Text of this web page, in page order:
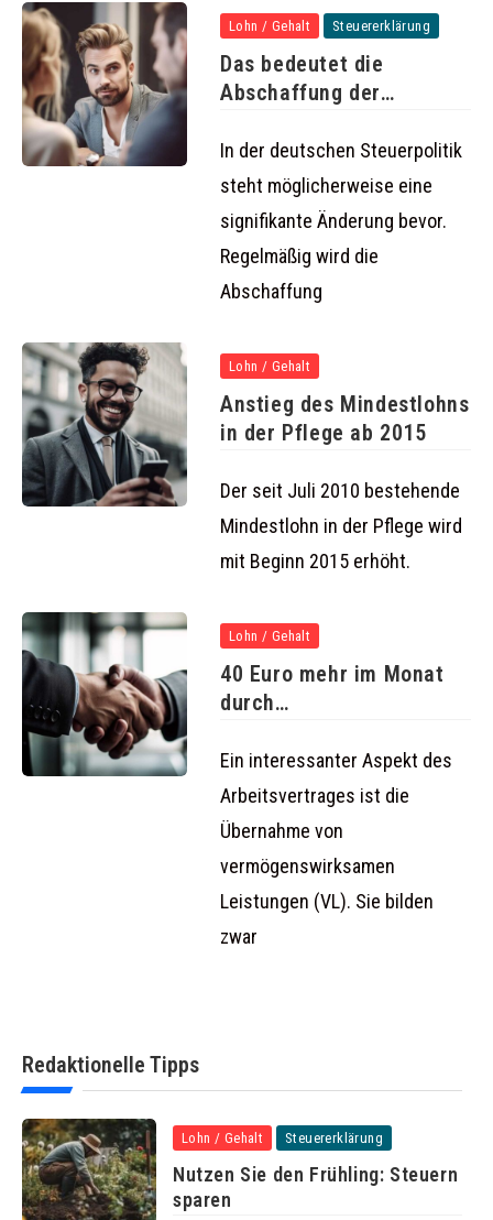
Lohn / Gehalt Steuererklärung
Das bedeutet die
Abschaffung der
In der deutschen Steuerpolitik
steht möglicherweise eine
signifikante Änderung bevor.
Regelmäßig wird die
Abschaffung
Lohn / Gehalt
Anstieg des Mindestlohns
in der Pflege ab 2015
Der seit Juli 2010 bestehende
Mindestlohn in der Pflege wird
mit Beginn 2015 erhöht.
Lohn / Gehalt
40 Euro mehr im Monat
durch
Leistungen
Ein interessanter Aspekt des
Arbeitsvertrages ist die
Übernahme von
vermögenswirksamen
Leistungen (VL). Sie bilden
zwar
Redaktionelle Tipps
Lohn / Gehalt Steuererklärung
Nutzen Sie den Frühling: Steuern
sparen